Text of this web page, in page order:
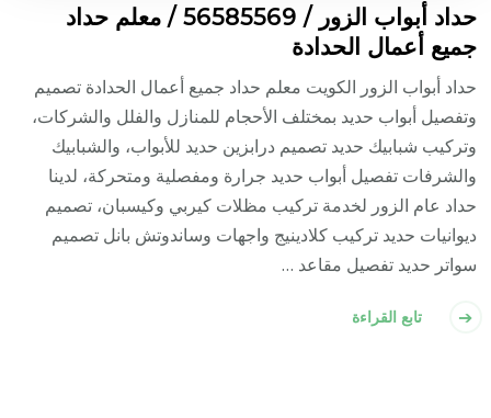
حداد أبواب الزور / 56585569 / معلم حداد
جميع أعمال الحدادة
حداد أبواب الزور الكويت معلم حداد جميع أعمال الحدادة تصميم
وتفصيل أبواب حديد بمختلف الأحجام للمنازل والفلل والشركات،
وتركيب شبابيك حديد تصميم درابزين حديد للأبواب، والشبابيك
والشرفات تفصيل أبواب حديد جرارة ومفصلية ومتحركة، لدينا
حداد عام الزور لخدمة تركيب مظلات كيربي وكيسبان، تصميم
ديوانيات حديد تركيب كلادينيج واجهات وساندوتش بانل تصميم
سواتر حديد تفصيل مقاعد …
تابع القراءة